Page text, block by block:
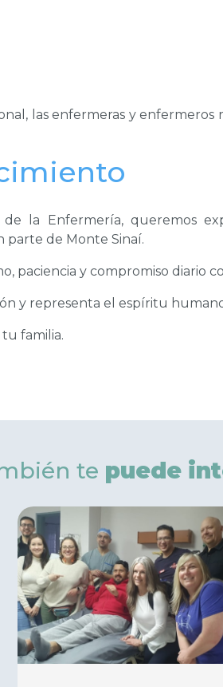
las enfermeras y
la Enfermería, queremos
parte de Monte Sinaí.
paciencia y compromiso diario
y representa el espíritu
familia.
te puede